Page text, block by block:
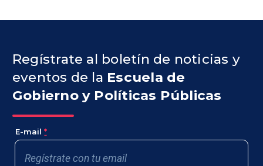
Regístrate al boletín de noticias y
eventos de la Escuela de
Gobierno y Políticas Públicas
E-mail *